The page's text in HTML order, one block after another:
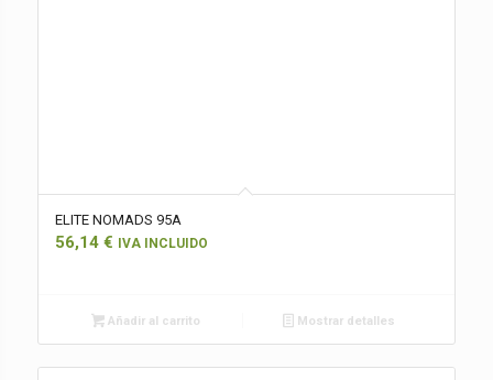
ELITE NOMADS 95A
56,14 € IVA INCLUIDO
Añadir al carrito Mostrar detalles